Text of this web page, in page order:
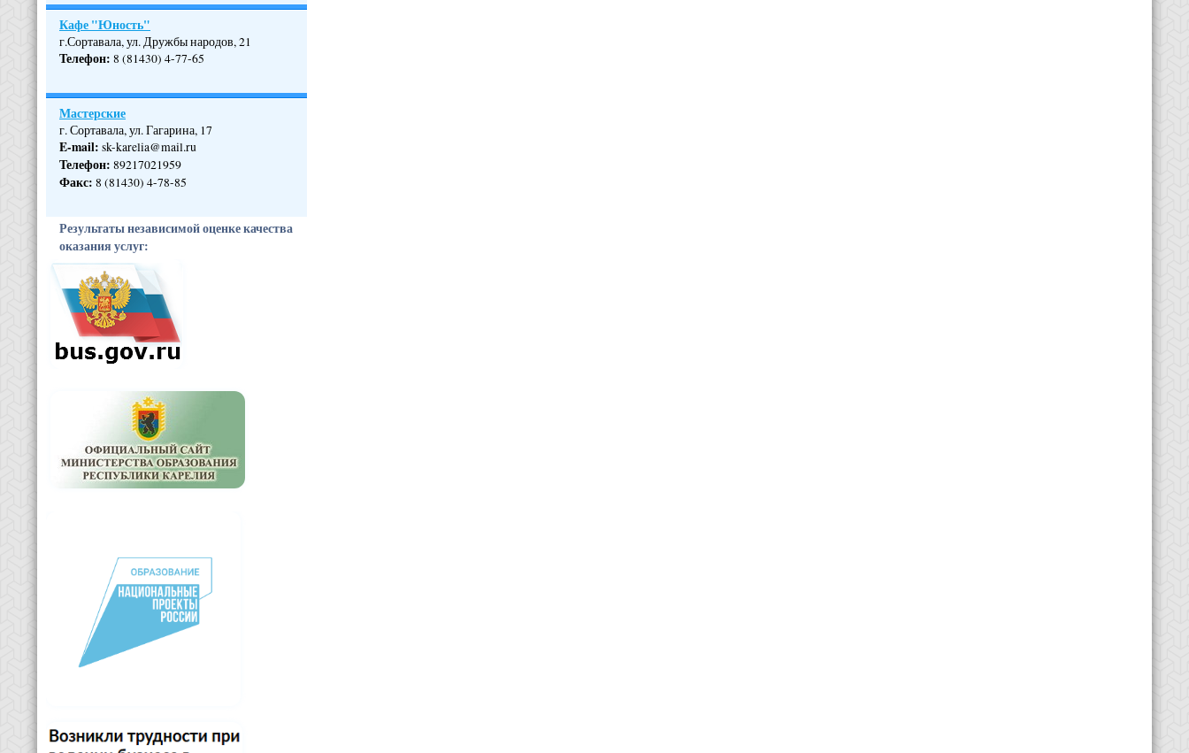
Кафе "Юность"
г.Сортавала, ул. Дружбы народов, 21
Телефон: 8 (81430) 4-77-65
Мастерские
г. Сортавала, ул. Гагарина, 17
E-mail: sk-karelia@mail.ru
Телефон: 89217021959
Факс: 8 (81430) 4-78-85
Результаты независимой оценке качества
оказания услуг: